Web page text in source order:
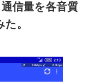
信量を各音質
。